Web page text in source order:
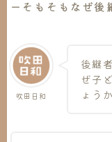
ーそもそもなぜ後
吹田日和
後継
ぜ子
ょう